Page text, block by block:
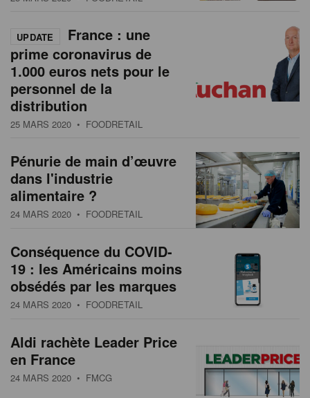
UPDATE
France : une
prime coronavirus de
1.000 euros nets pour le
personnel de la
distribution
25 MARS 2020 • FOODRETAIL
Pénurie de main d’œuvre
dans l'industrie
alimentaire ?
24 MARS 2020 • FOODRETAIL
Conséquence du COVID-
19 : les Américains moins
obsédés par les marques
24 MARS 2020 • FOODRETAIL
Aldi rachète Leader Price
en France
24 MARS 2020 • FMCG